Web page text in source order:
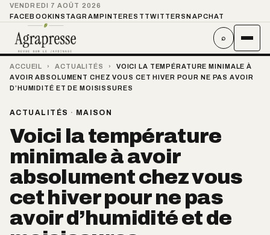
VENDREDI 7 AOÛT 2026
FACEBOOKINSTAGRAMPINTEREST TWITTER SNAPCHAT
⌕
ACCUEIL › ACTUALITÉS ›
VOICI LA TEMPÉRATURE MINIMALE À
AVOIR ABSOLUMENT CHEZ VOUS CET HIVER POUR NE PAS AVOIR
D’HUMIDITÉ ET DE MOISISSURES
ACTUALITÉS · MAISON
Voici la température
minimale à avoir
absolument chez vous
cet hiver pour ne pas
avoir d’humidité et de